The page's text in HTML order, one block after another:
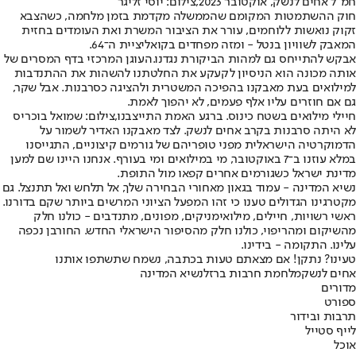
חוק ההשתמטות המקומם שהממשלה מקדמת בזמן מלחמה, כשהצבא
זקוק נואשות ללוחמים, עורר את הציבור המשרת ואת העומדים בחזית
המאבק לשוויון בנטל - ומזה מפחדים בקואליציית ה־64.
אבקש להתייחס גם למהות הביקורת נגדנו.העוגן המרכזי בדף המסרים של
אותה מכונה הוא הניסיון לקעקע את החלטתנו להשהות את ההתנדבות
למילואים בעת מאבקנו בהפיכה המשטרית ולהציגה כסרבנות. אבל שקר,
גם אם חוזרים עליו אלף פעמים, לא יהפוך לאמת.
חיילי מילואים בשטח כינוס. ברגע האמת התייצבנו,צילום: שמואל בוכריס
לא היתה סרבנות בקרב אחים לנשק. לצד מאבקנו האדיר לשמור על
הדמוקרטיה הישראלית מפני טופריהם של גורמים קיצוניים, התגייסנו
במלא עוזנו ב־7 באוקטובר, מי במילואים ומי בעורף. אנחנו היינו שם למען
מדינת ישראל כשגורמים אחרים קפאו מול התופת.
נשיא המדינה - עמוד בגאון מאחורי הבחירה שלך, אל תלחש ואל תתנצל. גם
מקטרגינו הגדולים טענו כי זהו המפעל הציוני המרשים ביותר שקם בדורנו.
ראשי רשויות, חיילים, מילואימניקים, מפונים, מתנדבים - כולנו חלק
מהשיקום ומהריפוי, כולנו חלק מהסיפור הישראלי החדש. החורבן נכפה
עלינו. התקומה - בידינו.
טעינו? נתקן! אם מצאתם טעות בכתבה, נשמח שתשתפו אותנו
אחים לנשקמלחמת חרבות ברזלנשיא המדינה
מדורים
ספורט
תרבות ובידור
לייף סטייל
אוכל